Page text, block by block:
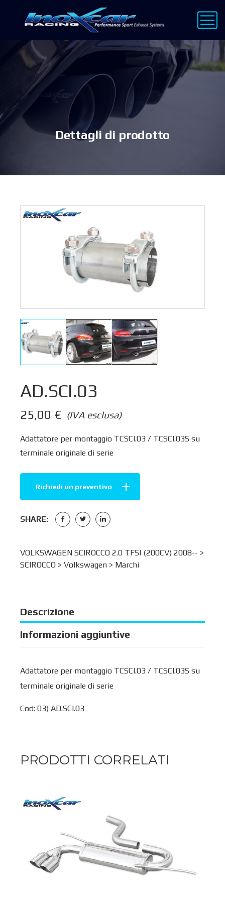
Dettagli di prodotto
AD.SCI.03
(IVA esclusa)
25,00 €
Adattatore per montaggio TCSCI.03 / TCSCI.03S su
terminale originale di serie
Richiedi un preventivo
SHARE:
VOLKSWAGEN SCIROCCO 2.0 TFSI (200CV) 2008-- >
SCIROCCO > Volkswagen > Marchi
Descrizione
Informazioni aggiuntive
Adattatore per montaggio TCSCI.03 / TCSCI.03S su
terminale originale di serie
Cod: 03) AD.SCI.03
PRODOTTI CORRELATI